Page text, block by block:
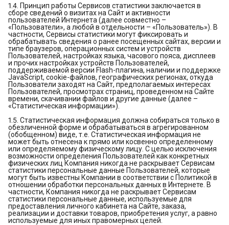
1.4. Принцип работы Сервисов статистики заключается в
сборе сведений о визитах на Сайт и активности
пользователей Интернета (далее совместно –
«Пользователи», а любой в отдельности – «Пользователь»). В
частности, Сервисы статистики могут фиксировать и
обрабатывать сведения о ранее посещенных сайтах, версии и
типе браузеров, операционных систем и устройств
Пользователей, настройках языка, часового пояса, дисплеев
и прочих настройках устройств Пользователей,
поддерживаемой версии Flash-плагина, наличии и поддержке
JavaScript, cookie-файлов, географических регионах, откуда
Пользователи заходят на Сайт, предполагаемых интересах
Пользователей, просмотрах страниц, проведенном на Сайте
времени, скачивании файлов и другие данные (далее –
«Статистическая информации»).
1.5. Статистическая информация должна собираться только в
обезличенной форме и обрабатываться в агрегированном
(обобщенном) виде, т.е. Статистическая информация не
может быть отнесена к прямо или косвенно определенному
или определяемому физическому лицу. С целью исключения
возможности определения Пользователей как конкретных
физических лиц Компания никогда не раскрывает Сервисам
статистики персональные данные Пользователей, которые
могут быть известны Компании в соответствии с Политикой в
отношении обработки персональных данных в Интернете. В
частности, Компания никогда не раскрывает Сервисам
статистики персональные данные, используемые для
предоставления личного кабинета на Сайте, заказа,
реализации и доставки товаров, приобретения услуг, а равно
используемые для иных правомерных целей.